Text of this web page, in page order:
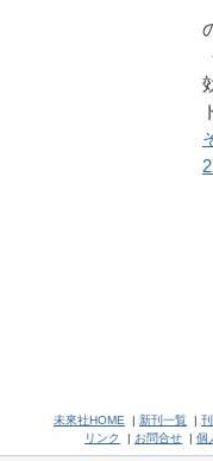
未來社HOME | 新刊一覧 |
リンク
| お問合せ | 個